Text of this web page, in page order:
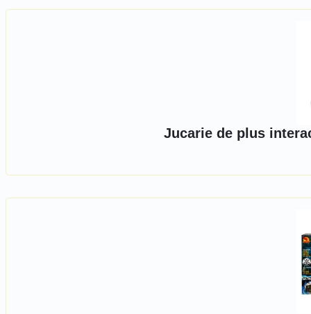
Jucarie de plus